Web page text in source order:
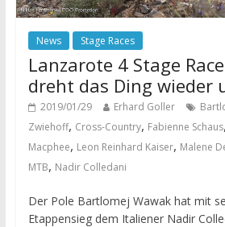
News Stage Races
Lanzarote 4 Stage
dreht das Ding wieder
2019/01/29 Erhard Goller
Zwiehoff, Cross-Country, Fabienne Schaus,
Macphee, Leon Reinhard Kaiser, Malene
MTB, Nadir Colledani
Der Pole Bartlomej Wawak hat mit
Etappensieg dem Italiener Nadir